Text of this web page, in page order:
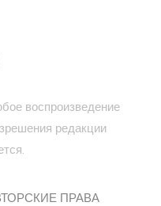
воспроизведение
редакции
ПРАВА